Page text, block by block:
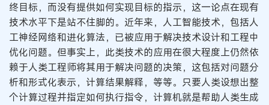
终目标，而没有提供如何实现目标的指示，这一论点在现有
技术水平下是站不住脚的。近年来，人工智能技术，包括人
工神经网络和进化算法，已被应用于解决技术设计和工程中
优化问题。但事实上，此类技术的应用在很大程度上仍然依
赖于人类工程师将其用于解决问题的决策，这包括对问题分
析和形式化表示，计算结果解释，等等。只要人类设想出整
个计算过程并指定如何执行指令，计算机就是帮助人类生成